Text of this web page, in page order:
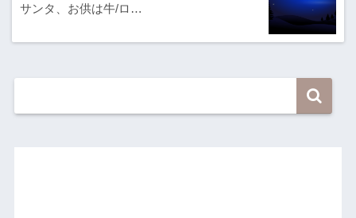
サンタ、お供は牛/ロ…